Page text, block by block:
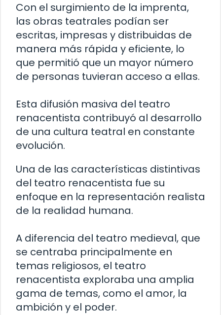
Con el surgimiento de la imprenta,
las obras teatrales podían ser
escritas, impresas y distribuidas de
manera más rápida y eficiente, lo
que permitió que un mayor número
de personas tuvieran acceso a ellas.
Esta difusión masiva del teatro
renacentista contribuyó al desarrollo
de una cultura teatral en constante
evolución.
Una de las características distintivas
del teatro renacentista fue su
enfoque en la representación realista
de la realidad humana.
A diferencia del teatro medieval, que
se centraba principalmente en
temas religiosos, el teatro
renacentista exploraba una amplia
gama de temas, como el amor, la
ambición y el poder.